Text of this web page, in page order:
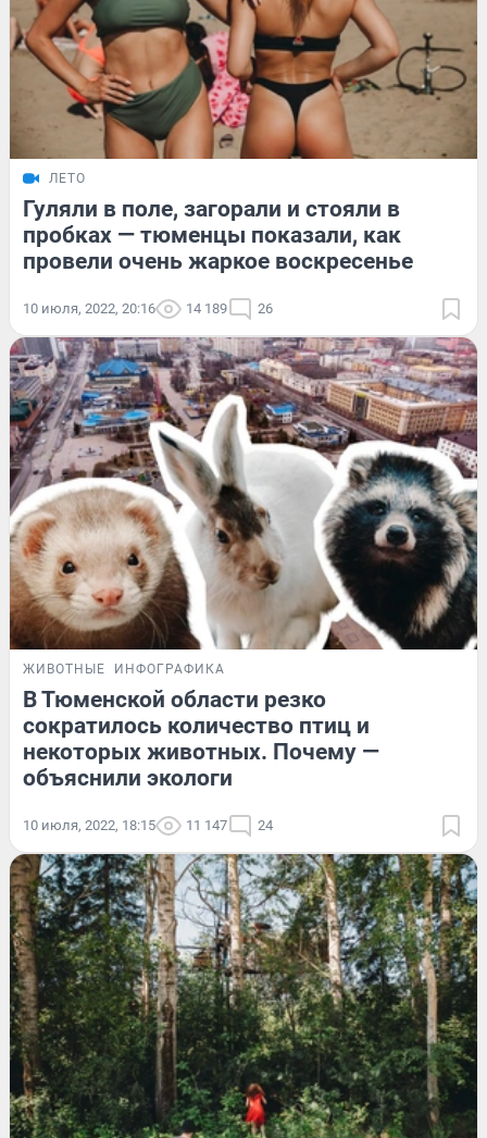
ЛЕТО
Гуляли в поле, загорали и стояли в
пробках — тюменцы показали, как
провели очень жаркое воскресенье
10 июля, 2022, 20:16 14 189 26
ЖИВОТНЫЕ ИНФОГРАФИКА
В Тюменской области резко
сократилось количество птиц и
некоторых животных. Почему —
объяснили экологи
10 июля, 2022, 18:15 11 147 24